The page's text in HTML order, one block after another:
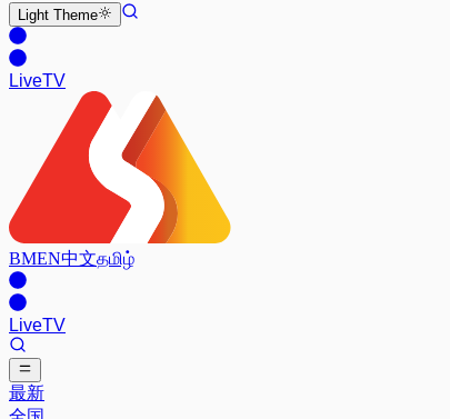
Light Theme
LiveTV
BMEN中文தமிழ்
LiveTV
最新